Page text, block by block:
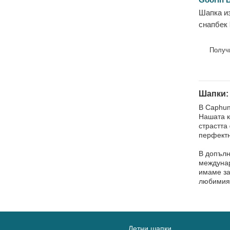
Шапка
снапбек
Farm от
Шапки:
В
Нашата
В
имаме
любимия